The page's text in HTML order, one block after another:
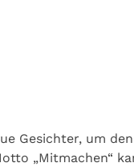
Gesichter, um
„Mitmachen“